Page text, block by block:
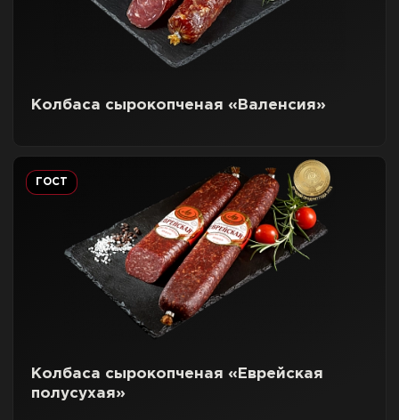
Колбаса сырокопченая «Валенсия»
ГОСТ
Колбаса сырокопченая «Еврейская
полусухая»